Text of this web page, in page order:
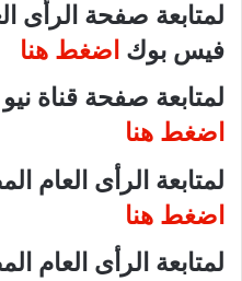
لمتابعة صفحة الرأى
فيس بوك اضغط هنا
لمتابعة صفحة قناة
اضغط هنا
لمتابعة الرأى العام
اضغط هنا
لمتابعة الرأى العام